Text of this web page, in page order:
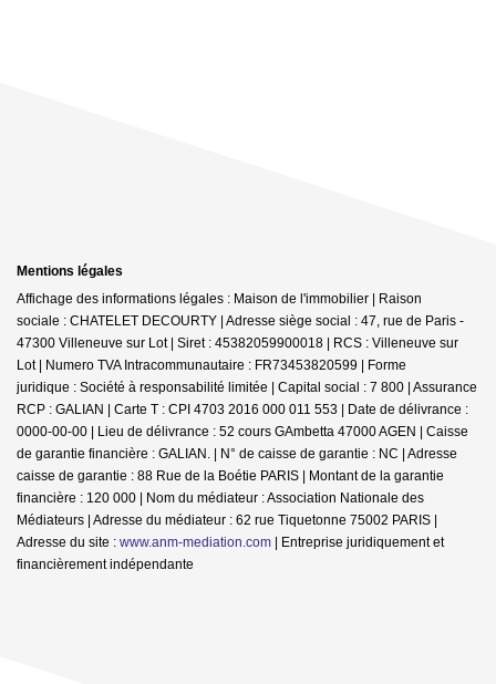
Mentions légales
Affichage des informations légales : Maison de l'immobilier | Raison
sociale : CHATELET DECOURTY | Adresse siège social : 47, rue de Paris -
47300 Villeneuve sur Lot | Siret : 45382059900018 | RCS : Villeneuve sur
Lot | Numero TVA Intracommunautaire : FR73453820599 | Forme
juridique : Société à responsabilité limitée | Capital social : 7 800 | Assurance
RCP : GALIAN | Carte T : CPI 4703 2016 000 011 553 | Date de délivrance :
0000-00-00 | Lieu de délivrance : 52 cours GAmbetta 47000 AGEN | Caisse
de garantie financière : GALIAN. | N° de caisse de garantie : NC | Adresse
caisse de garantie : 88 Rue de la Boétie PARIS | Montant de la garantie
financière : 120 000 | Nom du médiateur : Association Nationale des
Médiateurs | Adresse du médiateur : 62 rue Tiquetonne 75002 PARIS |
Adresse du site : www.anm-mediation.com | Entreprise juridiquement et
financièrement indépendante